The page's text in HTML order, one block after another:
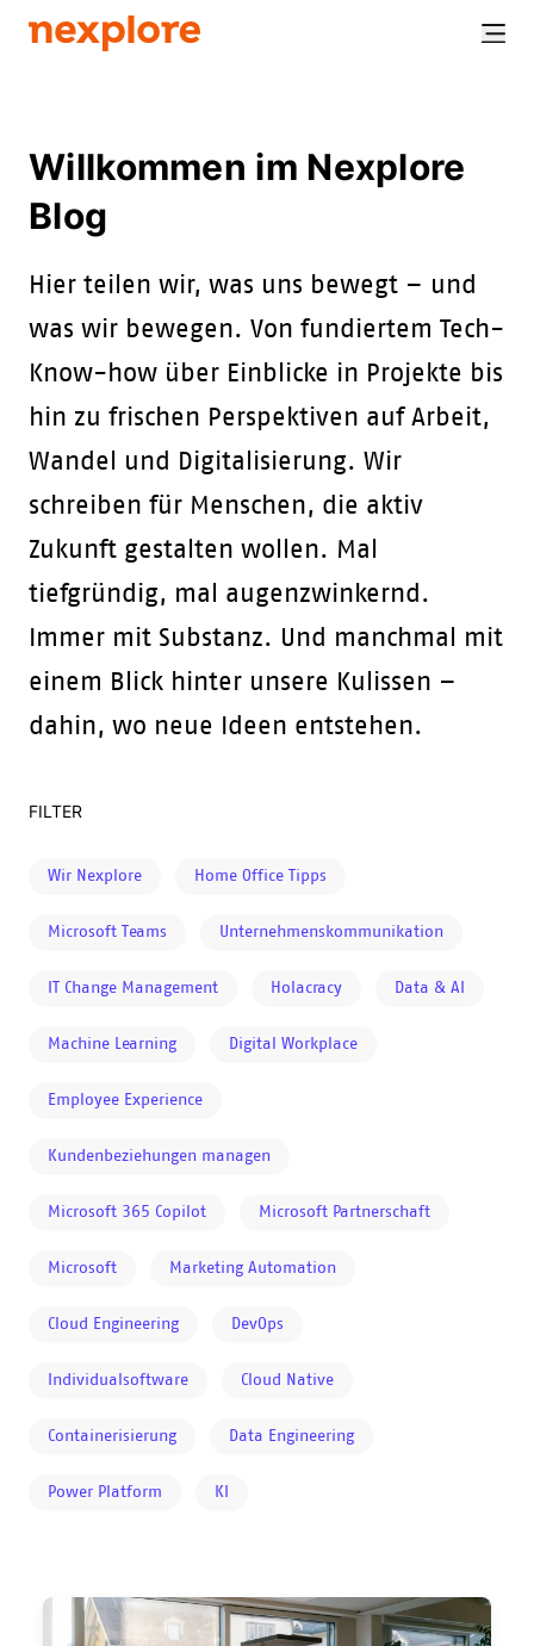
Willkommen im Nexplore
Blog
Hier teilen wir, was uns bewegt – und
was wir bewegen. Von fundiertem Tech-
Know-how über Einblicke in Projekte bis
hin zu frischen Perspektiven auf Arbeit,
Wandel und Digitalisierung. Wir
schreiben für Menschen, die aktiv
Zukunft gestalten wollen. Mal
tiefgründig, mal augenzwinkernd.
Immer mit Substanz. Und manchmal mit
einem Blick hinter unsere Kulissen –
dahin, wo neue Ideen entstehen.
FILTER
Wir Nexplore Home Office Tipps
Microsoft Teams Unternehmenskommunikation
IT Change Management Holacracy Data & AI
Machine Learning Digital Workplace
Employee Experience
Kundenbeziehungen managen
Microsoft 365 Copilot Microsoft Partnerschaft
Microsoft Marketing Automation
Cloud Engineering DevOps
Individualsoftware Cloud Native
Containerisierung Data Engineering
Power Platform KI